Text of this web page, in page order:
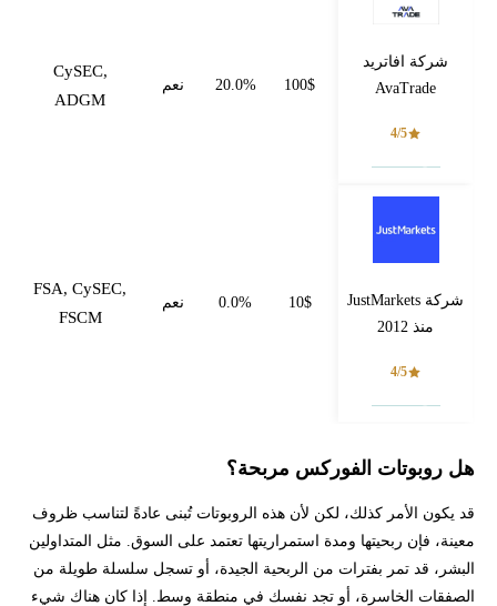
شركة افاتريد
AvaTrade
4/5
100$
20.0% نعم
CySEC,
ADGM
شركة JustMarkets
منذ 2012
4/5
10$
0.0% نعم
FSA, CySEC,
FSCM
هل روبوتات الفوركس مربحة؟
قد يكون الأمر كذلك، لكن لأن هذه الروبوتات تُبنى عادةً لتناسب ظروف
معينة، فإن ربحيتها ومدة استمراريتها تعتمد على السوق. مثل المتداولين
البشر، قد تمر بفترات من الربحية الجيدة، أو تسجل سلسلة طويلة من
الصفقات الخاسرة، أو تجد نفسك في منطقة وسط. إذا كان هناك شيء